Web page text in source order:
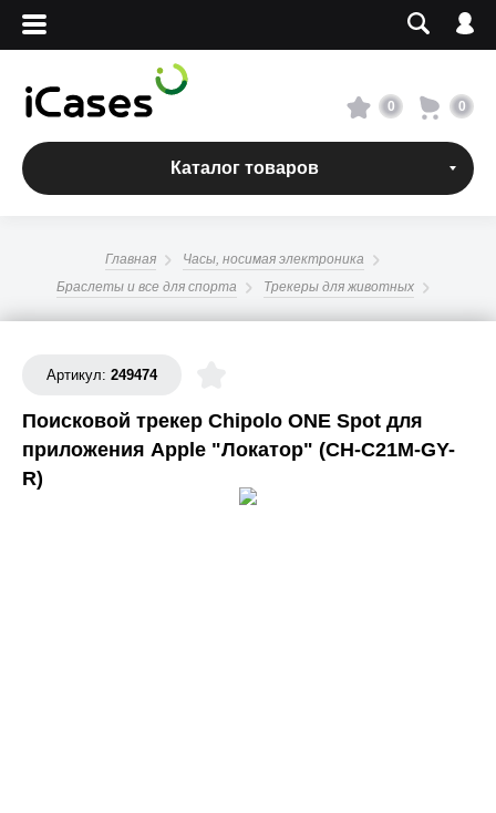
Вход
Сервисный центр
О магазине
+7 495 960-31-54
+7 800 500-31-47
0 0
Каталог товаров
Главная
Часы, носимая электроника
Браслеты и все для спорта
Трекеры для животных
Артикул: 249474
Поисковой трекер Chipolo ONE Spot для
приложения Apple "Локатор" (CH-C21M-GY-
R)